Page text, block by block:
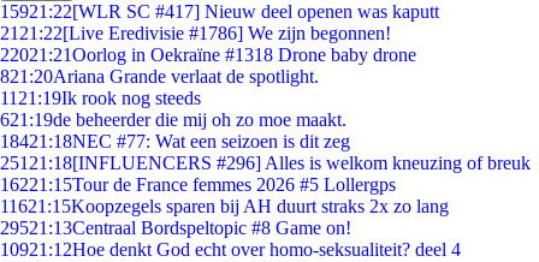
15921:22[WLR SC #417] Nieuw deel openen was kaputt
21 21:22[Live Eredivisie #1786] We zijn begonnen!
22021:21Oorlog in Oekraïne #1318 Drone baby drone
821:20Ariana Grande verlaat de spotlight.
11 21:19Ik rook nog steeds
621:19de beheerder die mij oh zo moe maakt.
18421:18NEC #77: Wat een seizoen is dit zeg
251 21:18[INFLUENCERS #296] Alles is welkom kneuzing of breuk
16221:15Tour de France femmes 2026 #5 Lollergps
11621:15Koopzegels sparen bij AH duurt straks 2x zo lang
29521:13Centraal Bordspeltopic #8 Game on!
10921:12Hoe denkt God echt over homo-seksualiteit? deel 4